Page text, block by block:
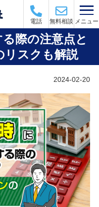
電話 無料相談 メニュー
際の注意点と
リスクも解説
2024-02-20